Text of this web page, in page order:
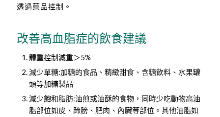
透過藥品控制。
改善高血脂症的飲食建議
體重控制減重＞5%
減少單糖:加糖的食品、精緻甜食、含糖飲料、水果罐
頭等加糖製品
減少飽和脂肪:油煎或油酥的食物，同時少吃動物高油
脂部位如皮、蹄膀、肥肉、內臟等部位。其他油脂如